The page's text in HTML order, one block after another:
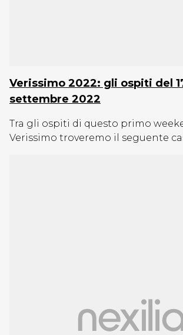
Verissimo 2022: gli ospiti del
settembre 2022
Tra gli ospiti di questo primo
Verissimo troveremo il seguente